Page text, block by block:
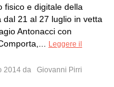
fisico e digitale della
dal 21 al 27 luglio in vetta
Antonacci con
Leggere il
2014 da
Giovanni Pirri